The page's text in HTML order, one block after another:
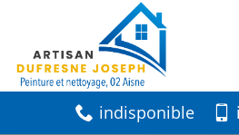
indisponible